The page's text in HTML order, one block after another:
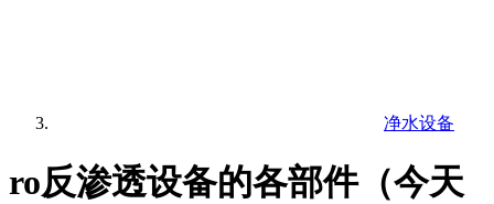
净水设备
ro反渗透设备的各部件（今天